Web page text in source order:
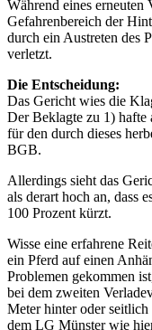
Während eines erneuten
Gefahrenbereich der
durch ein Austreten des
verletzt.
Die Entscheidung:
Das Gericht wies die
Der Beklagte zu 1) hafte
für den durch dieses
BGB.
Allerdings sieht das
als derart hoch an, dass
100 Prozent kürzt.
Wisse eine erfahrene
ein Pferd auf einen
Problemen gekommen
bei dem zweiten
Meter hinter oder
dem LG Münster wie